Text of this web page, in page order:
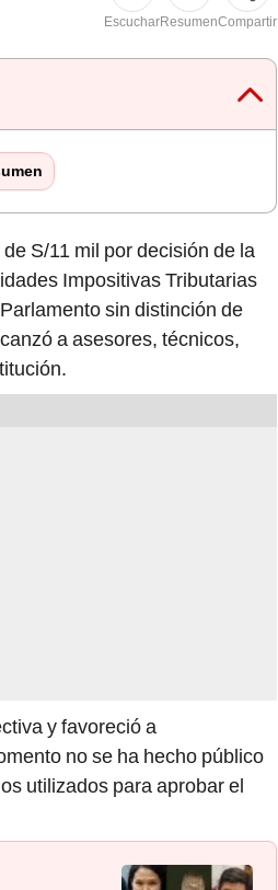
EscucharResumenCompartir
S/11 mil por decisión de la
Impositivas Tributarias
sin distinción de
a asesores, técnicos,
y favoreció a
no se ha hecho público
utilizados para aprobar el